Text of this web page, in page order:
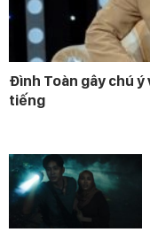
Đình Toàn gây chú
tiếng